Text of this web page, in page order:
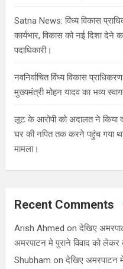
Satna News: विंध्य विकास
कार्यभार, विकास को नई दिशा
पदाधिकारी।
नवनिर्वाचित विंध्य विकास
मुख्यमंत्री मोहन यादव का भव्य
लूट के आरोपी को अदालत ने किया
घर की नपित तक करने पहुंच गया
मामला।
Recent Comments
Arish Ahmed onदेखिए
अमरपाटन मे पुराने विवाद को लेकर
Shubham onदेखिए अमरपाटन में